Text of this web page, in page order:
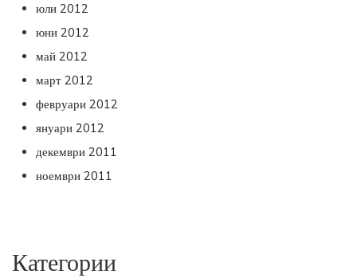
юли 2012
юни 2012
май 2012
март 2012
февруари 2012
януари 2012
декември 2011
ноември 2011
Категории